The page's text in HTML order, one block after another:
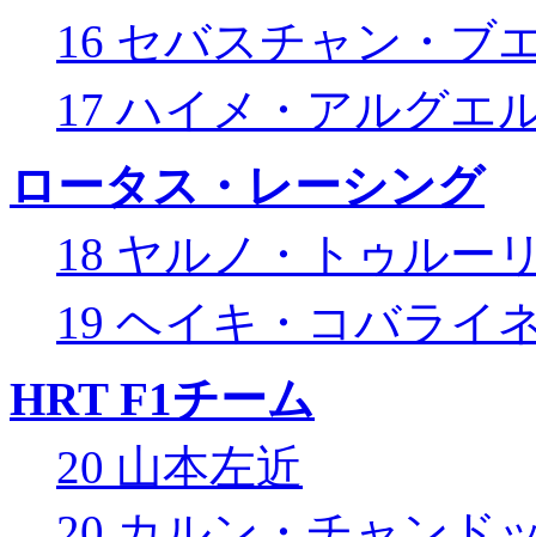
16 セバスチャン・ブ
17 ハイメ・アルグエ
ロータス・レーシング
18 ヤルノ・トゥルー
19 ヘイキ・コバライ
HRT F1チーム
20 山本左近